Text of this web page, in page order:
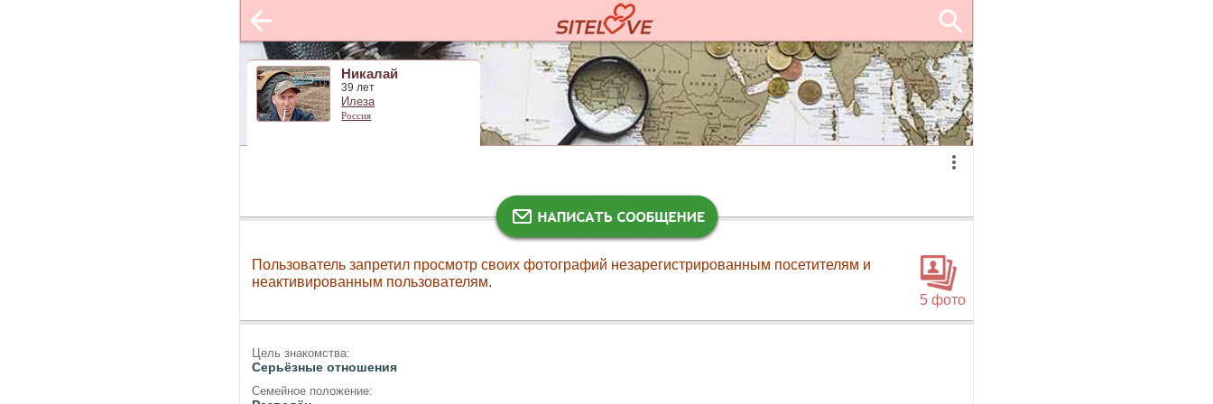
Никалай
39 лет
Илеза
Россия
5 фото
Пользователь запретил просмотр своих фотографий незарегистрированным посетителям и
неактивированным пользователям.
Цель знакомства:
Серьёзные отношения
Семейное положение: